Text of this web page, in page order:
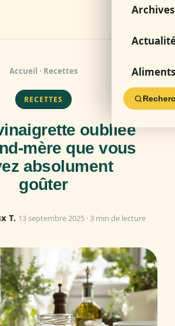
Archives
Aliments
Accueil · Recettes
RECETTES
oubliée
mère que vous
absolument
goûter
T. 13 septembre 2025 · 3 min de lecture